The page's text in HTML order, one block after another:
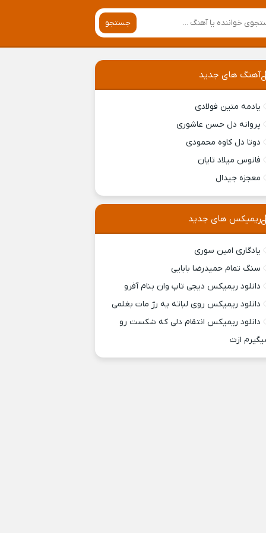
جستجو
آهنگ های جدید
یادمه متین فولادی
پروانه دل حسن عاشوری
دوتا دل کاوه محمودی
فانوس میلاد تایان
معجزه جیدال
ریمیکس های جدید
یادگاری امین سوری
سنگ تمام حمیدرضا بابایی
دانلود ریمیکس ديجی تاپ وان بنام آفرو
دانلود ریمیکس روی لباته یه رژ مات بغلمی
دانلود ریمیکس انتقام دلی که شکست رو
ازت